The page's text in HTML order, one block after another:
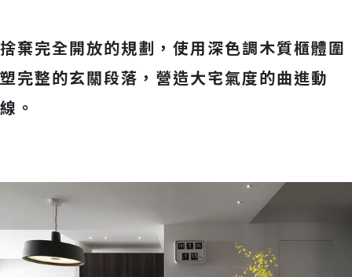
捨棄完全開放的規劃，使用深色調木質櫃體圍
塑完整的玄關段落，營造大宅氣度的曲進動
線。